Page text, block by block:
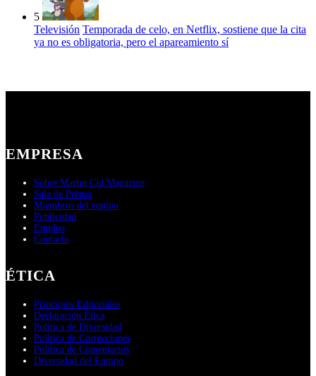
5
Televisión Temporada de celo, en Netflix, sostiene que la cita
ya no es obligatoria, pero el apareamiento sí
EMPRESA
Sobre Martin Cid Magazine
Sala de Prensa
Miembros del equipo
Publicidad
Empleo
Contacto
ÉTICA
Principios Editoriales
Declaración Ética
Política de Diversidad
Política de Correcciones
Política de Comentarios
Diversidad del Equipo